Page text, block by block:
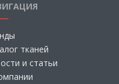
тканей
и статьи